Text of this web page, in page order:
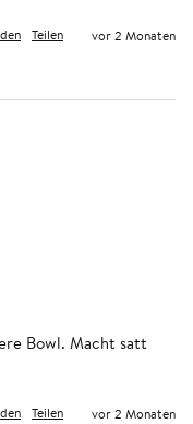
Teilen vor 2 Monaten
Bowl. Macht satt
Teilen vor 2 Monaten